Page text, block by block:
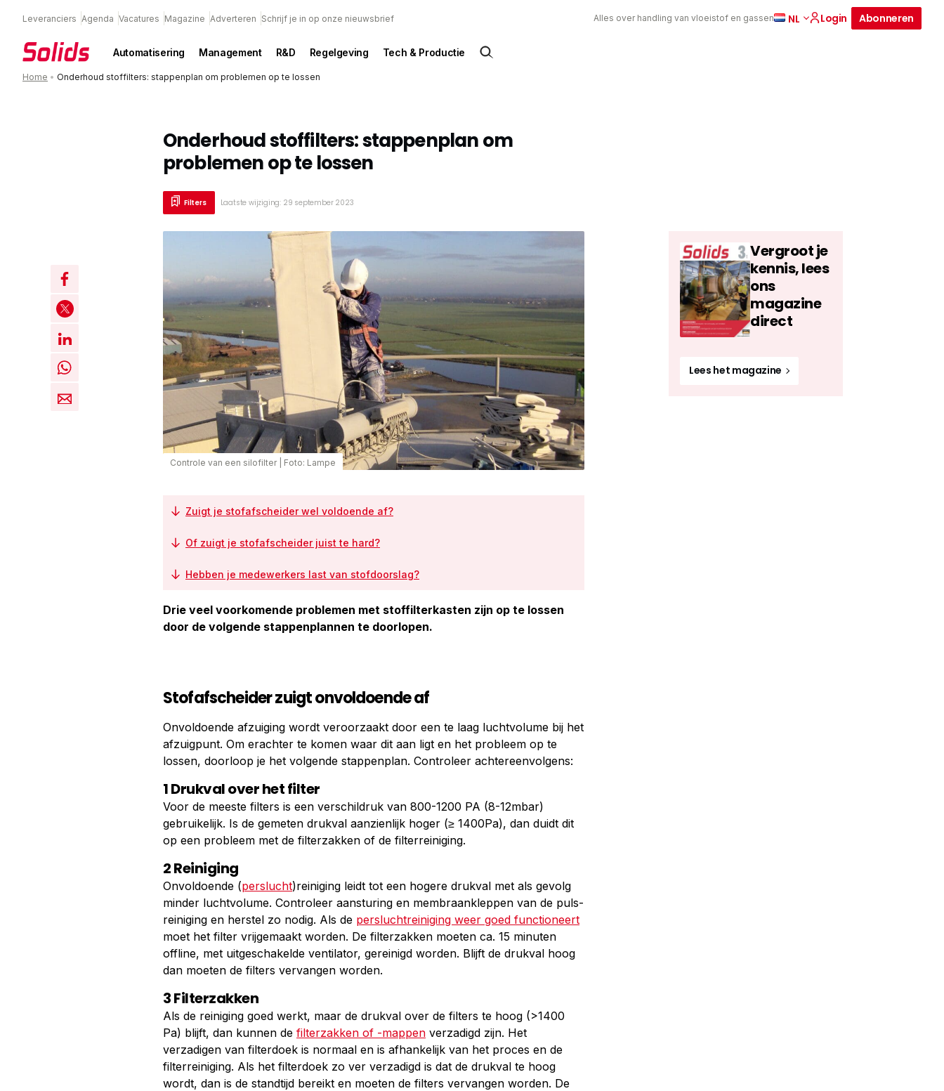
Leveranciers Agenda Vacatures Magazine Adverteren Schrijf je in op onze nieuwsbrief Alles over handling van vloeistof en gassen NL Login Abonneren
Automatisering Management R&D Regelgeving Tech & Productie
Home • Onderhoud stoffilters: stappenplan om problemen op te lossen
Onderhoud stoffilters: stappenplan om
problemen op te lossen
Filters Laatste wijziging: 29 september 2023
Controle van een silofilter| Foto: Lampe
Zuigt je stofafscheider wel voldoende af?
Of zuigt je stofafscheider juist te hard?
Hebben je medewerkers last van stofdoorslag?
Drie veel voorkomende problemen met stoffilterkasten zijn op te lossen
door de volgende stappenplannen te doorlopen.
Stofafscheider zuigt onvoldoende af
Onvoldoende afzuiging wordt veroorzaakt door een te laag luchtvolume bij het
afzuigpunt. Om erachter te komen waar dit aan ligt en het probleem op te
lossen, doorloop je het volgende stappenplan. Controleer achtereenvolgens:
1 Drukval over het filter
Voor de meeste filters is een verschildruk van 800-1200 PA (8-12mbar)
gebruikelijk. Is de gemeten drukval aanzienlijk hoger (≥ 1400Pa), dan duidt dit
op een probleem met de filterzakken of de filterreiniging.
2 Reiniging
Onvoldoende (perslucht)reiniging leidt tot een hogere drukval met als gevolg
minder luchtvolume. Controleer aansturing en membraankleppen van de puls-
reiniging en herstel zo nodig. Als de persluchtreiniging weer goed functioneert
moet het filter vrijgemaakt worden. De filterzakken moeten ca. 15 minuten
offline, met uitgeschakelde ventilator, gereinigd worden. Blijft de drukval hoog
dan moeten de filters vervangen worden.
3 Filterzakken
Als de reiniging goed werkt, maar de drukval over de filters te hoog (>1400
Pa) blijft, dan kunnen de filterzakken of -mappen verzadigd zijn. Het
verzadigen van filterdoek is normaal en is afhankelijk van het proces en de
filterreiniging. Als het filterdoek zo ver verzadigd is dat de drukval te hoog
wordt, dan is de standtijd bereikt en moeten de filters vervangen worden. De
Vergroot je
kennis, lees
ons
magazine
direct
Lees het magazine